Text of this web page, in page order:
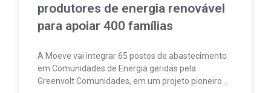
produtores de energia renovável
para apoiar 400 famílias
A Moeve vai integrar 65 postos de abastecimento
em Comunidades de Energia geridas pela
Greenvolt Comunidades, em um projeto pioneiro